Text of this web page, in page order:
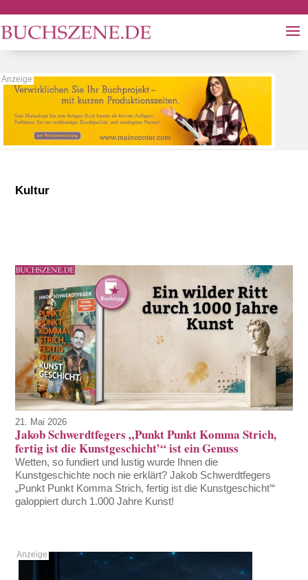
Kultur
21. Mai 2026
Jakob Schwerdtfegers „Punkt Punkt Komma Strich,
fertig ist die Kunstgeschicht’“ ist ein Genuss
Wetten, so fundiert und lustig wurde Ihnen die
Kunstgeschichte noch nie erklärt? Jakob Schwerdtfegers
„Punkt Punkt Komma Strich, fertig ist die Kunstgeschicht’“
galoppiert durch 1.000 Jahre Kunst!